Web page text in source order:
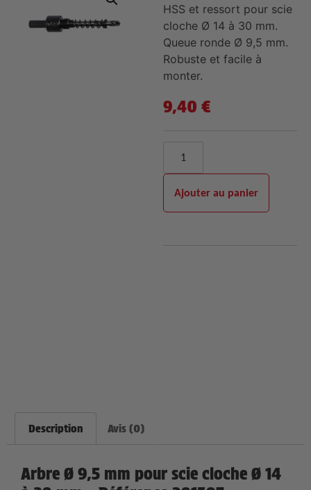
HSS et ressort pour scie
cloche Ø 14 à 30 mm.
Queue ronde Ø 9,5 mm.
Robuste et facile à
monter.
9,40 €
Ajouter au panier
Description Avis (0)
Arbre Ø 9,5 mm pour scie cloche Ø 14